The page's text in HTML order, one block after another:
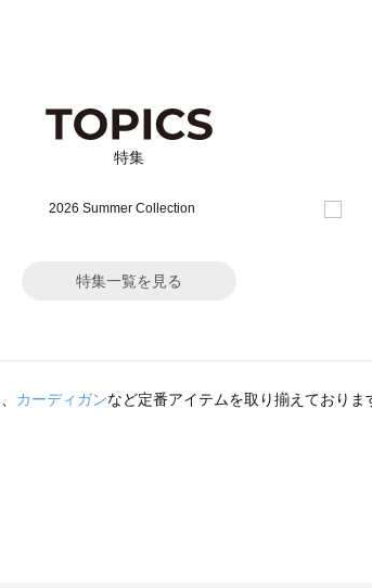
特集
特集一覧を見る
、 カーディガンなど定番アイテムを取り揃えておりま